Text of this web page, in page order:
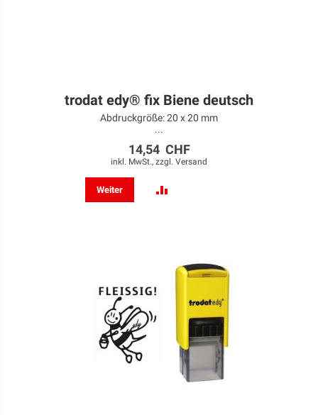
trodat edy® fix Biene deutsch
Abdruckgröße: 20 x 20 mm
...
14,54 CHF
inkl. MwSt., zzgl. Versand
Weiter